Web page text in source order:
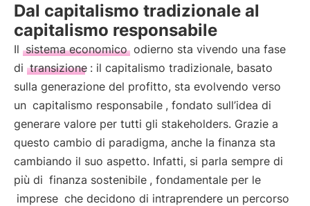
Dal capitalismo tradizionale al
capitalismo responsabile
Il sistema economico odierno sta vivendo una fase
di transizione : il capitalismo tradizionale, basato
sulla generazione del profitto, sta evolvendo verso
un capitalismo responsabile , fondato sull’idea di
generare valore per tutti gli stakeholders. Grazie a
questo cambio di paradigma, anche la finanza sta
cambiando il suo aspetto. Infatti, si parla sempre di
più di finanza sostenibile , fondamentale per le
imprese che decidono di intraprendere un percorso